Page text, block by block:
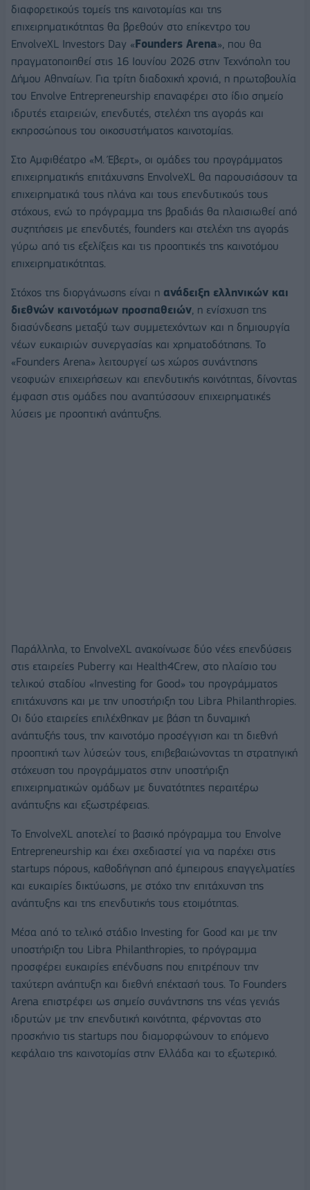
διαφορετικούς τομείς της καινοτομίας και της
επιχειρηματικότητας θα βρεθούν στο επίκεντρο του
EnvolveXL Investors Day «Founders Arena», που θα
πραγματοποιηθεί στις 16 Ιουνίου 2026 στην Τεχνόπολη του
Δήμου Αθηναίων. Για τρίτη διαδοχική χρονιά, η πρωτοβουλία
του Envolve Entrepreneurship επαναφέρει στο ίδιο σημείο
ιδρυτές εταιρειών, επενδυτές, στελέχη της αγοράς και
εκπροσώπους του οικοσυστήματος καινοτομίας.
Στο Αμφιθέατρο «Μ. Έβερτ», οι ομάδες του προγράμματος
επιχειρηματικής επιτάχυνσης EnvolveXL θα παρουσιάσουν τα
επιχειρηματικά τους πλάνα και τους επενδυτικούς τους
στόχους, ενώ το πρόγραμμα της βραδιάς θα πλαισιωθεί από
συζητήσεις με επενδυτές, founders και στελέχη της αγοράς
γύρω από τις εξελίξεις και τις προοπτικές της καινοτόμου
επιχειρηματικότητας.
Στόχος της διοργάνωσης είναι η ανάδειξη ελληνικών και
διεθνών καινοτόμων προσπαθειών , η ενίσχυση της
διασύνδεσης μεταξύ των συμμετεχόντων και η δημιουργία
νέων ευκαιριών συνεργασίας και χρηματοδότησης. Το
«Founders Arena» λειτουργεί ως χώρος συνάντησης
νεοφυών επιχειρήσεων και επενδυτικής κοινότητας, δίνοντας
έμφαση στις ομάδες που αναπτύσσουν επιχειρηματικές
λύσεις με προοπτική ανάπτυξης.
Παράλληλα, το EnvolveXL ανακοίνωσε δύο νέες επενδύσεις
στις εταιρείες Puberry και Health4Crew, στο πλαίσιο του
τελικού σταδίου «Investing for Good» του προγράμματος
επιτάχυνσης και με την υποστήριξη του Libra Philanthropies.
Οι δύο εταιρείες επιλέχθηκαν με βάση τη δυναμική
ανάπτυξής τους, την καινοτόμο προσέγγιση και τη διεθνή
προοπτική των λύσεών τους, επιβεβαιώνοντας τη στρατηγική
στόχευση του προγράμματος στην υποστήριξη
επιχειρηματικών ομάδων με δυνατότητες περαιτέρω
ανάπτυξης και εξωστρέφειας.
Το EnvolveXL αποτελεί το βασικό πρόγραμμα του Envolve
Entrepreneurship και έχει σχεδιαστεί για να παρέχει στις
startups πόρους, καθοδήγηση από έμπειρους επαγγελματίες
και ευκαιρίες δικτύωσης, με στόχο την επιτάχυνση της
ανάπτυξης και της επενδυτικής τους ετοιμότητας.
Μέσα από το τελικό στάδιο Investing for Good και με την
υποστήριξη του Libra Philanthropies, το πρόγραμμα
προσφέρει ευκαιρίες επένδυσης που επιτρέπουν την
ταχύτερη ανάπτυξη και διεθνή επέκτασή τους. Το Founders
Arena επιστρέφει ως σημείο συνάντησης της νέας γενιάς
ιδρυτών με την επενδυτική κοινότητα, φέρνοντας στο
προσκήνιο τις startups που διαμορφώνουν το επόμενο
κεφάλαιο της καινοτομίας στην Ελλάδα και το εξωτερικό.